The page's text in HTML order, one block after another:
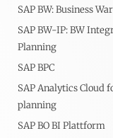
SAP BW: Business
SAP BW-IP: BW
Planning
SAP BPC
SAP Analytics Cloud
planning
SAP BO BI Plattform